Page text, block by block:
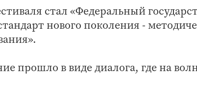
стал «Федеральный
нового поколения -
прошло в виде диалога, где на